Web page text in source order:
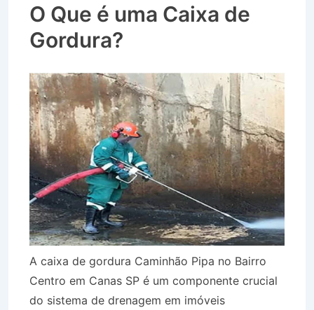
O Que é uma Caixa de
Gordura?
A caixa de gordura Caminhão Pipa no Bairro
Centro em Canas SP é um componente crucial
do sistema de drenagem em imóveis